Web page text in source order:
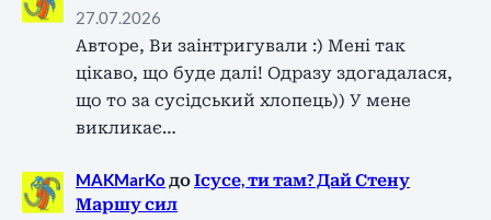
27.07.2026
Авторе, Ви заінтригували :) Мені так
цікаво, що буде далі! Одразу здогадалася,
що то за сусідський хлопець)) У мене
викликає…
MAKMarKo доІсусе, ти там? Дай Стену
Маршу сил